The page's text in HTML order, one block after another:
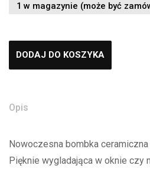
1 w magazynie (może być
DODAJ DO KOSZYKA
Opis
Nowoczesna bombka
Pięknie wygladająca w oknie czy